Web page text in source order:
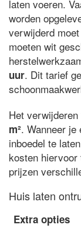
laten voeren.
worden
verwijderd
moeten wit
uur. Dit tarief
Het
m². Wanneer
inboedel te
kosten hiervoor
prijzen
Huis laten
Extra opties